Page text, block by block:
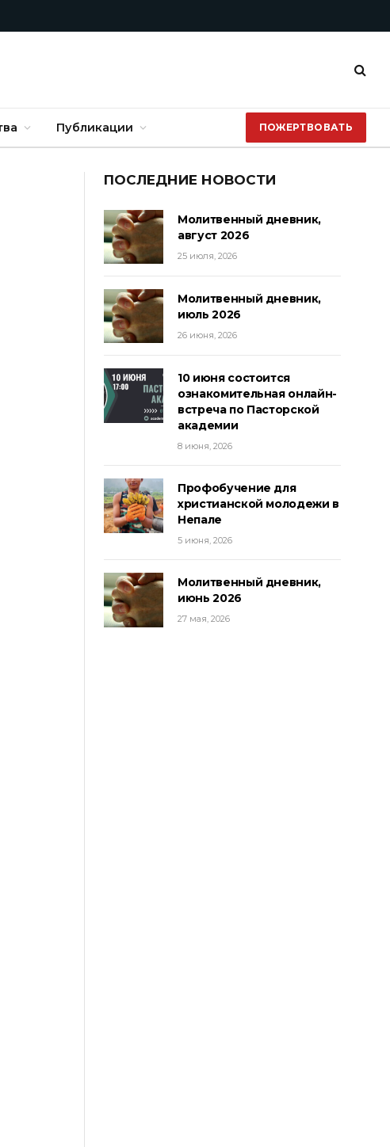
Публикации ПОЖЕРТВОВАТЬ
ПОСЛЕДНИЕ НОВОСТИ
Молитвенный дневник,
август 2026
25 июля, 2026
Молитвенный дневник,
июль 2026
26 июня, 2026
10 июня состоится
ознакомительная онлайн-
встреча по Пасторской
академии
8 июня, 2026
Профобучение для
христианской молодежи в
Непале
5 июня, 2026
Молитвенный дневник,
июнь 2026
27 мая, 2026